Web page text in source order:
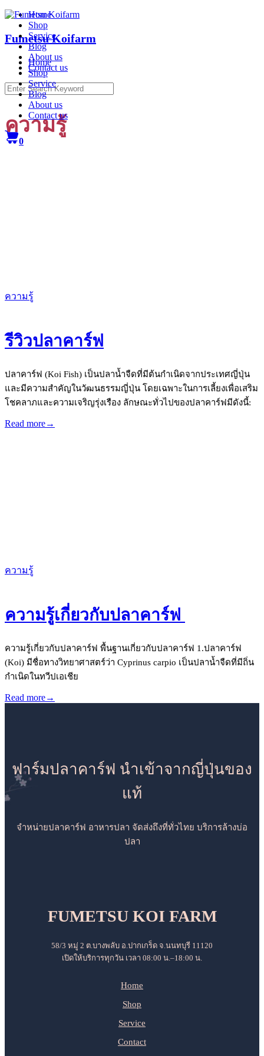
Skip
content
Fumetsu Koifarm
Home
Shop
Service
Blog
About us
Contact us
0
Home
Shop
Service
Blog
About us
Contact us
Search
for:
ความรู้
ความรู้
รีวิวปลาคาร์ฟ
ปลาคาร์ฟ (Koi Fish) เป็นปลาน้ำจืดที่มีต้นกำเนิดจากประเทศญี่ปุ่น
และมีความสำคัญในวัฒนธรรมญี่ปุ่น โดยเฉพาะในการเลี้ยงเพื่อเสริม
โชคลาภและความเจริญรุ่งเรือง ลักษณะทั่วไปของปลาคาร์ฟมีดังนี้:
Read more→
ความรู้
ความรู้เกี่ยวกับปลาคาร์ฟ
ความรู้เกี่ยวกับปลาคาร์ฟ พื้นฐานเกี่ยวกับปลาคาร์ฟ 1.ปลาคาร์ฟ
(Koi) มีชื่อทางวิทยาศาสตร์ว่า Cyprinus carpio เป็นปลาน้ำจืดที่มีถิ่น
กำเนิดในทวีปเอเชีย
Read more→
ฟาร์มปลาคาร์ฟ นำเข้าจากญี่ปุ่นของ
แท้
จำหน่ายปลาคาร์ฟ อาหารปลา จัดส่งถึงที่ทั่วไทย บริการล้างบ่อ
ปลา
FUMETSU KOI FARM
58/3 หมู่ 2 ต.บางพลับ อ.ปากเกร็ด จ.นนทบุรี 11120
เปิดให้บริการทุกวัน เวลา 08:00 น.–18:00 น.
Home
Shop
Service
Contact